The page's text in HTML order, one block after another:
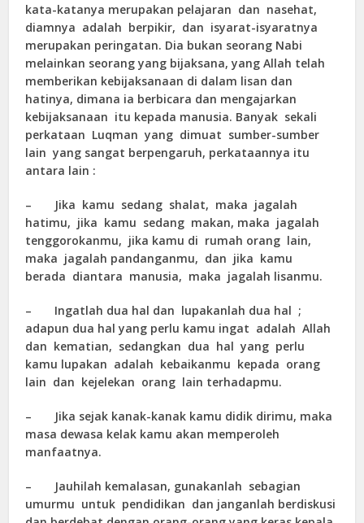
kata-katanya merupakan pelajaran dan nasehat,
diamnya adalah berpikir, dan isyarat-isyaratnya
merupakan peringatan. Dia bukan seorang Nabi
melainkan seorang yang bijaksana, yang Allah telah
memberikan kebijaksanaan di dalam lisan dan
hatinya, dimana ia berbicara dan mengajarkan
kebijaksanaan itu kepada manusia. Banyak sekali
perkataan Luqman yang dimuat sumber-sumber
lain yang sangat berpengaruh, perkataannya itu
antara lain :
– Jika kamu sedang shalat, maka jagalah
hatimu, jika kamu sedang makan, maka jagalah
tenggorokanmu, jika kamu di rumah orang lain,
maka jagalah pandanganmu, dan jika kamu
berada diantara manusia, maka jagalah lisanmu.
– Ingatlah dua hal dan lupakanlah dua hal ;
adapun dua hal yang perlu kamu ingat adalah Allah
dan kematian, sedangkan dua hal yang perlu
kamu lupakan adalah kebaikanmu kepada orang
lain dan kejelekan orang lain terhadapmu.
– Jika sejak kanak-kanak kamu didik dirimu, maka
masa dewasa kelak kamu akan memperoleh
manfaatnya.
– Jauhilah kemalasan, gunakanlah sebagian
umurmu untuk pendidikan dan janganlah berdiskusi